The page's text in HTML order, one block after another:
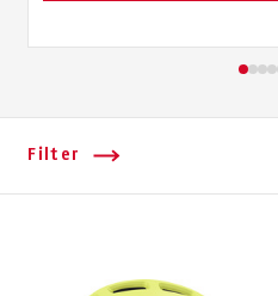
Filter